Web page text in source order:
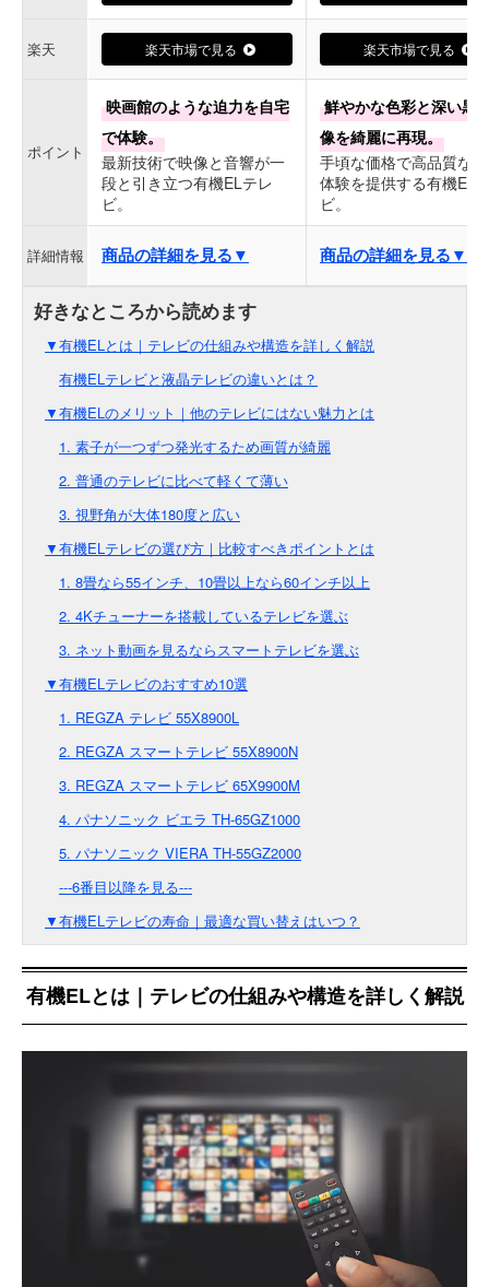
楽天 楽天市場で見る 楽天市場で見る
ポイント
映画館のような迫力を自宅
で体験。
最新技術で映像と音響が一
段と引き立つ有機ELテレ
ビ。
鮮やかな色彩と深い黒
像を綺麗に再現。
手頃な価格で高品質な
体験を提供する有機EL
ビ。
詳細情報 商品の詳細を見る▼ 商品の詳細を見る▼
▼有機ELとは｜テレビの仕組みや構造を詳しく解説
有機ELテレビと液晶テレビの違いとは？
▼有機ELのメリット｜他のテレビにはない魅力とは
1. 素子が一つずつ発光するため画質が綺麗
2. 普通のテレビに比べて軽くて薄い
3. 視野角が大体180度と広い
▼有機ELテレビの選び方｜比較すべきポイントとは
1. 8畳なら55インチ、10畳以上なら60インチ以上
2. 4Kチューナーを搭載しているテレビを選ぶ
3. ネット動画を見るならスマートテレビを選ぶ
▼有機ELテレビのおすすめ10選
1. REGZA テレビ 55X8900L
2. REGZA スマートテレビ 55X8900N
3. REGZA スマートテレビ 65X9900M
4. パナソニック ビエラ TH-65GZ1000
5. パナソニック VIERA TH-55GZ2000
---6番目以降を見る---
▼有機ELテレビの寿命｜最適な買い替えはいつ？
有機ELとは｜テレビの仕組みや構造を詳しく解説